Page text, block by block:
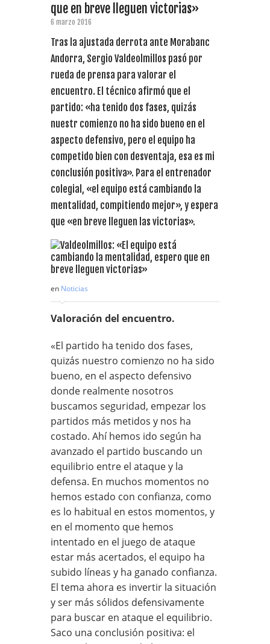
que en breve lleguen victorias»
6 marzo 2016
Tras la ajustada derrota ante Morabanc
Andorra, Sergio Valdeolmillos pasó por
rueda de prensa para valorar el
encuentro. El técnico afirmó que el
partido: «ha tenido dos fases, quizás
nuestr comienzo no ha sido bueno en el
aspecto defensivo, pero el equipo ha
competido bien con desventaja, esa es mi
conclusión positiva». Para el entrenador
colegial, «el equipo está cambiando la
mentalidad, compitiendo mejor», y espera
que «en breve lleguen las victorias».
en Noticias
Valoración del encuentro.
«El partido ha tenido dos fases,
quizás nuestro comienzo no ha sido
bueno, en el aspecto defensivo
donde realmente nosotros
buscamos seguridad, empezar los
partidos más metidos y nos ha
costado. Ahí hemos ido según ha
avanzado el partido buscando un
equilibrio entre el ataque y la
defensa. En muchos momentos no
hemos estado con confianza, como
es lo habitual en estos momentos, y
en el momento que hemos
intentado en el juego de ataque
estar más acertados, el equipo ha
subido líneas y ha ganado confianza.
El tema ahora es invertir la situación
y ser más sólidos defensivamente
para buscar en ataque el equilibrio.
Saco una conclusión positiva: el